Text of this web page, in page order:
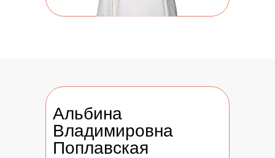
Альбина
Владимировна
Поплавская